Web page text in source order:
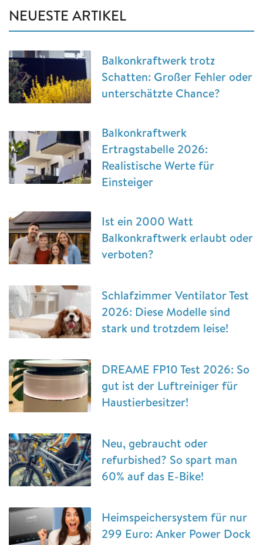
NEUESTE ARTIKEL
Balkonkraftwerk trotz
Schatten: Großer Fehler oder
unterschätzte Chance?
Balkonkraftwerk
Ertragstabelle 2026:
Realistische Werte für
Einsteiger
Ist ein 2000 Watt
Balkonkraftwerk erlaubt oder
verboten?
Schlafzimmer Ventilator Test
2026: Diese Modelle sind
stark und trotzdem leise!
DREAME FP10 Test 2026: So
gut ist der Luftreiniger für
Haustierbesitzer!
Neu, gebraucht oder
refurbished? So spart man
60% auf das E-Bike!
Heimspeichersystem für nur
299 Euro: Anker Power Dock